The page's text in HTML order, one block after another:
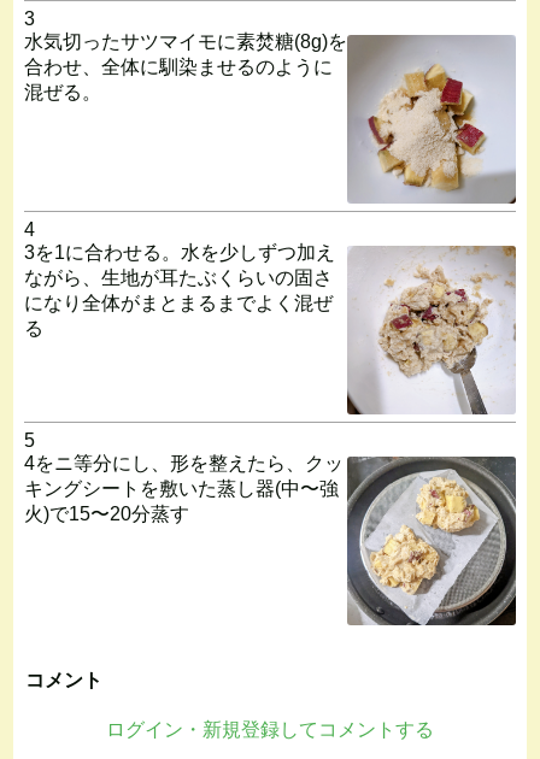
3
水気切ったサツマイモに素焚糖(8g)を
合わせ、全体に馴染ませるのように
混ぜる。
4
3を1に合わせる。水を少しずつ加え
ながら、生地が耳たぶくらいの固さ
になり全体がまとまるまでよく混ぜ
る
5
4をニ等分にし、形を整えたら、クッ
キングシートを敷いた蒸し器(中〜強
火)で15〜20分蒸す
コメント
ログイン・新規登録してコメントする